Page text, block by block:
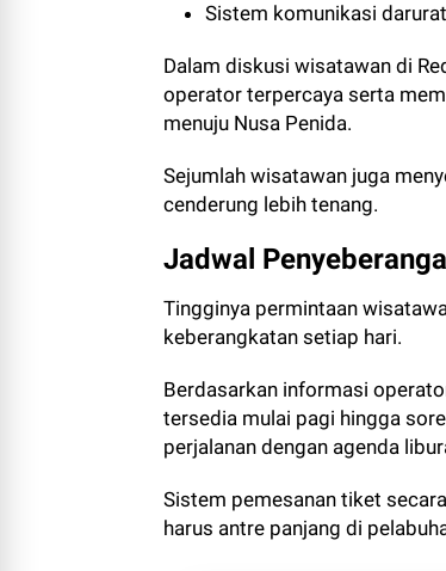
Sistem komunikasi darurat
Dalam diskusi wisatawan di
operator terpercaya serta
menuju Nusa Penida.
Sejumlah wisatawan juga
cenderung lebih tenang.
Jadwal
Tingginya permintaan
keberangkatan setiap hari.
Berdasarkan informasi
tersedia mulai pagi hingga
perjalanan dengan agenda
Sistem pemesanan tiket
harus antre panjang di